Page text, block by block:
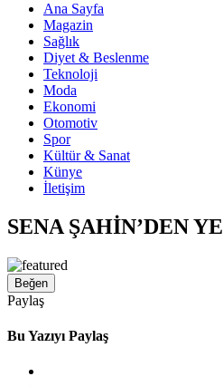
Ana Sayfa
Magazin
Sağlık
Diyet & Beslenme
Teknoloji
Moda
Ekonomi
Otomotiv
Spor
Kültür & Sanat
Künye
İletişim
SENA ŞAHİN’DEN
Beğen
Paylaş
Bu Yazıyı Paylaş